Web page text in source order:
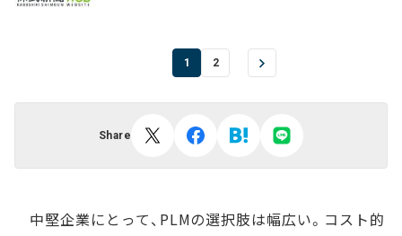
1 2
Share
中堅企業にとって、PLMの選択肢は幅広い。コスト的